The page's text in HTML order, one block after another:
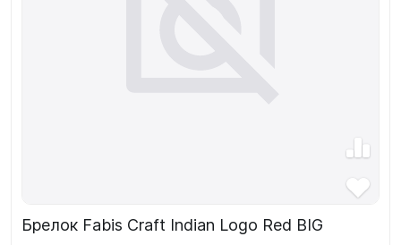
Брелок Fabis Craft Indian Logo Red BIG